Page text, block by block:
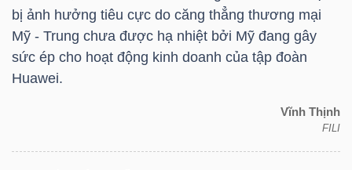
bị ảnh hưởng tiêu cực do căng thẳng thương mại
Mỹ - Trung chưa được hạ nhiệt bởi Mỹ đang gây
sức ép cho hoạt động kinh doanh của tập đoàn
Huawei.
Vĩnh Thịnh
FILI
XUẤT
DỮ
LIỆU